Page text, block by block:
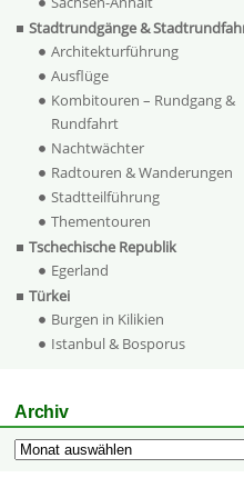
Stadtrundgänge &
Architekturführung
Ausflüge
Kombitouren – Rundgang &
Rundfahrt
Nachtwächter
Radtouren & Wanderungen
Stadtteilführung
Thementouren
Tschechische Republik
Egerland
Türkei
Burgen in Kilikien
Istanbul & Bosporus
Archiv
Archiv